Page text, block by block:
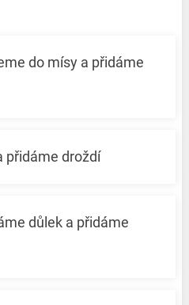
do mísy a přidáme
přidáme droždí
důlek a přidáme